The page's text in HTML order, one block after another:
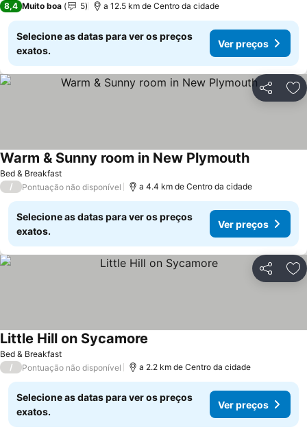
8,4 Muito boa 5 a 12.5 km de Centro da cidade
Selecione as datas para ver os preços
exatos.
Ver preços
Partilhar
Bed & Breakfast
Warm & Sunny room in New Plymouth
/ Pontuação não disponível a 4.4 km de Centro da cidade
Selecione as datas para ver os preços
exatos.
Ver preços
Partilhar
Bed & Breakfast
Little Hill on Sycamore
/ Pontuação não disponível a 2.2 km de Centro da cidade
Selecione as datas para ver os preços
exatos.
Ver preços